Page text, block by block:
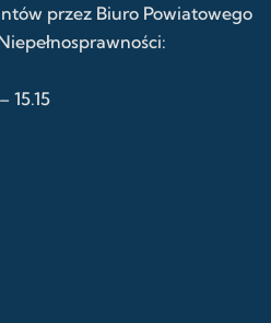
przez Biuro Powiatowego
15.15